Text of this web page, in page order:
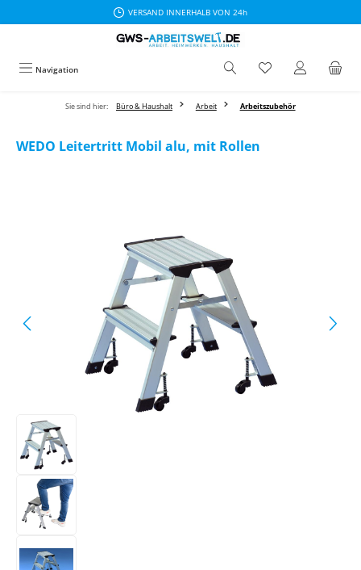
VERSAND INNERHALB VON 24h
Navigation
Sie sind hier: Büro & Haushalt Arbeit Arbeitszubehör
WEDO Leitertritt Mobil alu, mit Rollen